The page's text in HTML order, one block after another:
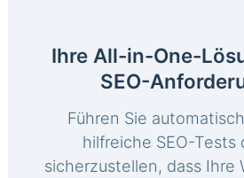
Ihre All-in-One-
SEO-
Führen Sie
hilfreiche SEO-Tests
sicherzustellen, dass Ihre